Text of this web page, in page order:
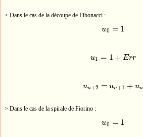
> Dans le cas de la découpe de Fibonacci :
u0 = 1
u 0=1
u1 = 1 + Err
u1 =1 +E rr
un+2 = un+1 + un
un +2=un+1+ un
> Dans le cas de la spirale de Fiorino :
u0 = 1
u 0=1